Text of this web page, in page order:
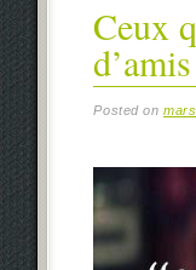
Ceux
d’amis
Posted on